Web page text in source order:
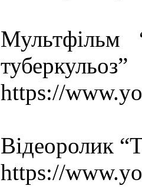
Мультфільм
туберкульоз”
https://
Відеоролик
https://